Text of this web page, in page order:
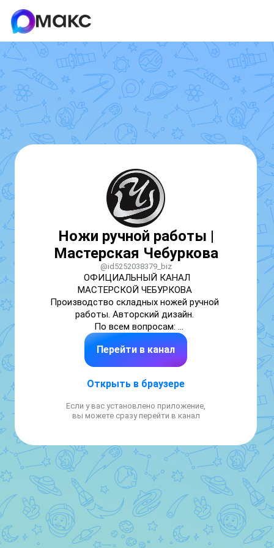
Ножи ручной работы |
Мастерская Чебуркова
@id5252038379_biz
ОФИЦИАЛЬНЫЙ КАНАЛ
МАСТЕРСКОЙ ЧЕБУРКОВА
Производство складных ножей ручной
работы. Авторский дизайн.
По всем вопросам:
+79051915718
www.cheburkov.com
Время работы с 8:00 до 17:00 по Москве СБ
Перейти в канал
Открыть в браузере
Если у вас установлено приложение,
вы можете сразу перейти в канал